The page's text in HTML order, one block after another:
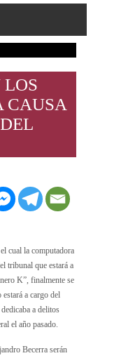
CAUSA
cual la computadora
tribunal que estará a
K”, finalmente se
a cargo del
a delitos
el año pasado.
Becerra serán